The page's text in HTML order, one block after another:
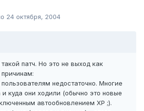
24 октября, 2004
патч. Но это не выход как
недостаточно. Многие
и куда они ходили (обычно это новые
автообновлением XP ;).